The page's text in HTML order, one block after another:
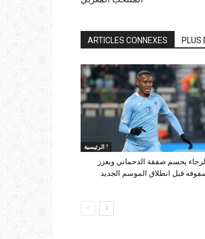
ARTICLES CONNEXES PLUS
الرئيسية !
الرجاء يحسم صفقة الدحماني ويعزز
قبل انطلاق الموسم الجديد